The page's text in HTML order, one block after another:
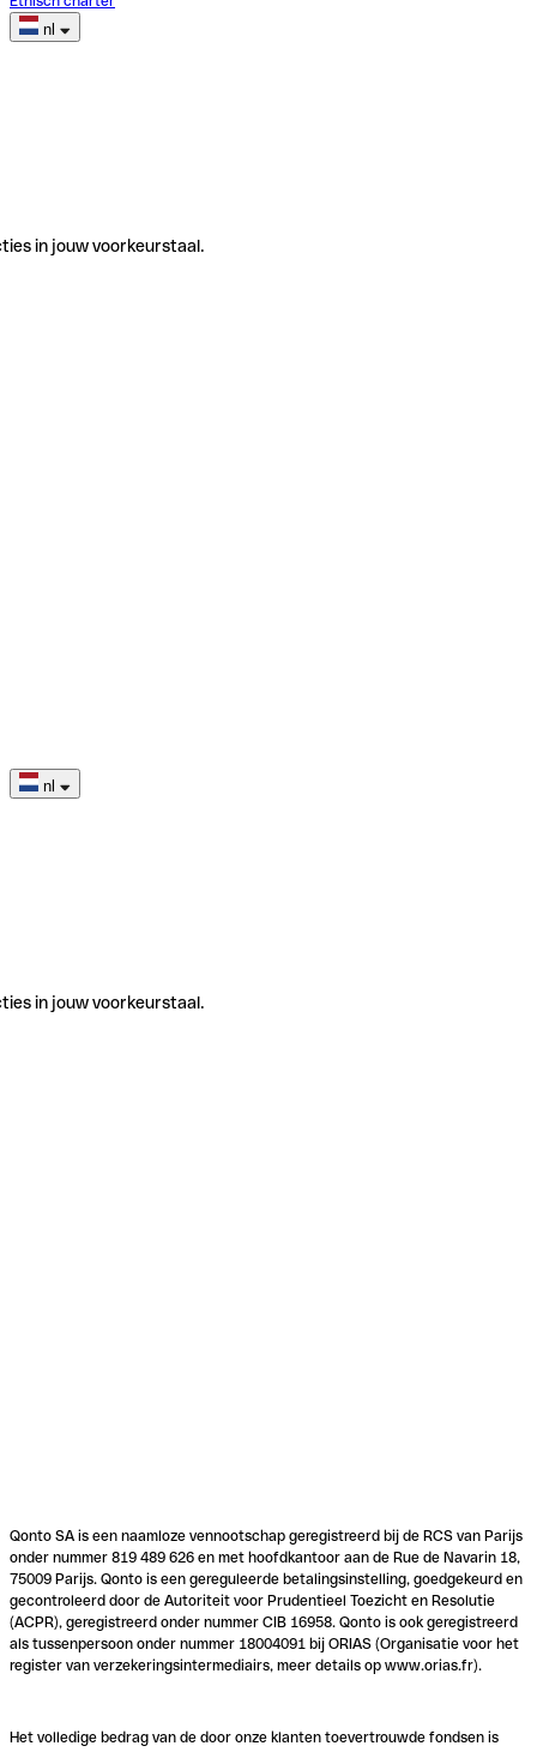
nl
in jouw voorkeurstaal.
nl
in jouw voorkeurstaal.
Qonto SA is een naamloze vennootschap geregistreerd bij de RCS van Parijs
onder nummer 819 489 626 en met hoofdkantoor aan de Rue de Navarin 18,
75009 Parijs. Qonto is een gereguleerde betalingsinstelling, goedgekeurd en
gecontroleerd door de Autoriteit voor Prudentieel Toezicht en Resolutie
(ACPR), geregistreerd onder nummer CIB 16958. Qonto is ook geregistreerd
als tussenpersoon onder nummer 18004091 bij ORIAS (Organisatie voor het
register van verzekeringsintermediairs, meer details op www.orias.fr).
Het volledige bedrag van de door onze klanten toevertrouwde fondsen is